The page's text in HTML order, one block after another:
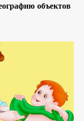
объектов